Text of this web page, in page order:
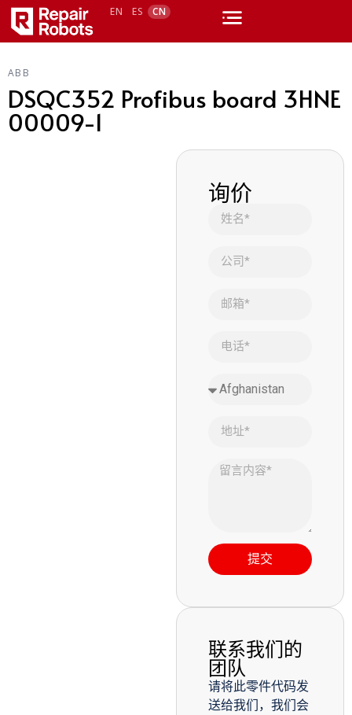
EN ES CN
ABB
DSQC352 Profibus board 3HNE
00009-1
询价
提交
联系我们的
团队
请将此零件代码发
送给我们，我们会